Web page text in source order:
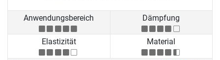
Anwendungsbereich Dämpfung
Elastizität Material